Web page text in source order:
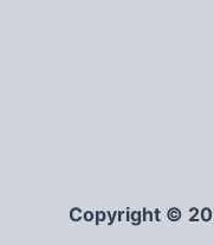
Copyright ©